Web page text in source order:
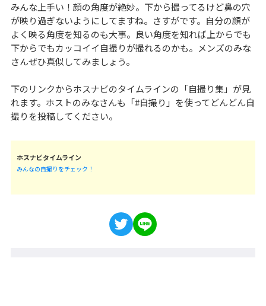
みんな上手い！顔の角度が絶妙。下から撮ってるけど鼻の穴
が映り過ぎないようにしてますね。さすがです。自分の顔が
よく映る角度を知るのも大事。良い角度を知れば上からでも
下からでもカッコイイ自撮りが撮れるのかも。メンズのみな
さんぜひ真似してみましょう。
下のリンクからホスナビのタイムラインの「自撮り集」が見
れます。ホストのみなさんも「#自撮り」を使ってどんどん自
撮りを投稿してください。
ホスナビタイムライン
みんなの自撮りをチェック！